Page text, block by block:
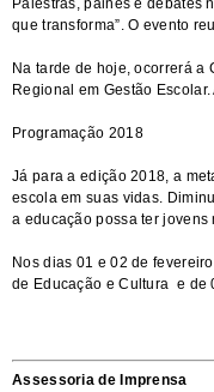
Palestras, painés e debates
que transforma”. O evento
Na tarde de hoje, ocorrerá a
Regional em Gestão
Programação 2018
Já para a edição 2018, a
escola em suas vidas.
a educação possa ter
Nos dias 01 e 02 de
de Educação e Cultura e de
Assessoria de Imprensa